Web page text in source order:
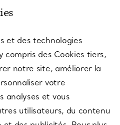
et des technologies
compris des Cookies tiers,
notre site, améliorer la
votre
analyses et vous
utilisateurs, du contenu